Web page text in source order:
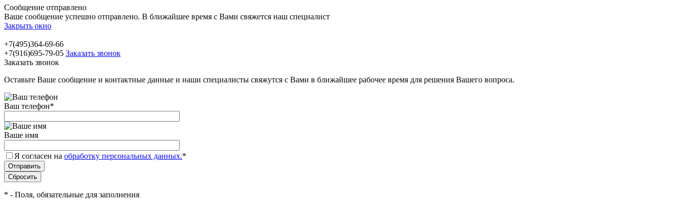
Сообщение отправлено
Ваше сообщение успешно отправлено. В ближайшее время с Вами свяжется наш специалист
Закрыть окно
+7(495)364-69-66
+7(916)695-79-05 Заказать звонок
Заказать звонок
Оставьте Ваше сообщение и контактные данные и наши специалисты свяжутся с Вами в ближайшее рабочее время для решения Вашего вопроса.
Ваш телефон*
Ваше имя
Я согласен на обработку персональных данных.*
* - Поля, обязательные для заполнения